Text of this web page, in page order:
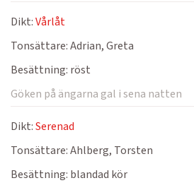
Dikt:Vårlåt
Tonsättare:Adrian, Greta
Besättning: röst
Göken på ängarna gal i sena natten
Dikt:Serenad
Tonsättare:Ahlberg, Torsten
Besättning: blandad kör